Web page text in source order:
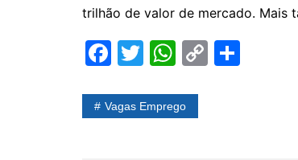
trilhão de valor de mercado. Mais
F
c
T
itt
W
at
C
Vagas Emprego